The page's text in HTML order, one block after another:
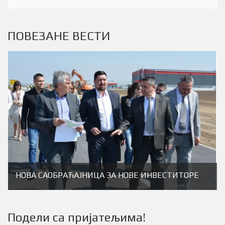
ПОВЕЗАНЕ ВЕСТИ
НОВА САОБРАЋАЈНИЦА ЗА НОВЕ ИНВЕСТИТОРЕ
Подели са пријатељима!